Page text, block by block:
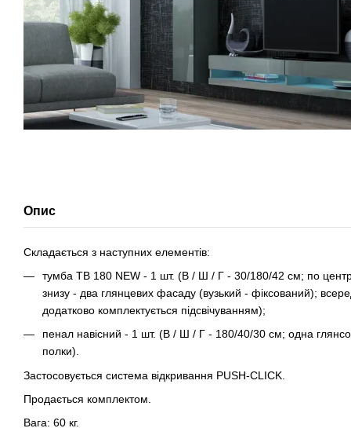
Опис
Складається з наступних елементів:
тумба ТВ 180 NEW - 1 шт. (В / Ш / Г - 30/180/42 см; по центру
знизу - два глянцевих фасаду (вузький - фіксований);
додатково комплектується підсвічуванням);
пенал навісний - 1 шт. (В / Ш / Г - 180/40/30 см; одна
полки).
Застосовується система відкривання PUSH-CLICK.
Продається комплектом.
Вага: 60 кг.